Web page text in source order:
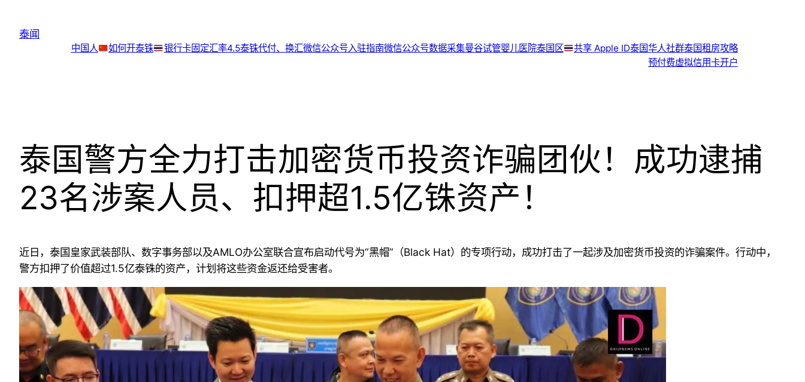
泰闻
中国人 如何开泰铢 银行卡固定汇率4.5泰铢代付、换汇微信公众号入驻指南微信公众号数据采集曼谷试管婴儿医院泰国区 共享 Apple ID泰国华人社群泰国租房攻略
预付费虚拟信用卡开户
泰国警方全力打击加密货币投资诈骗团伙！成功逮捕
23名涉案人员、扣押超1.5亿铢资产！
近日，泰国皇家武装部队、数字事务部以及AMLO办公室联合宣布启动代号为“黑帽”（Black Hat）的专项行动，成功打击了一起涉及加密货币投资的诈骗案件。行动中，
警方扣押了价值超过1.5亿泰铢的资产，计划将这些资金返还给受害者。